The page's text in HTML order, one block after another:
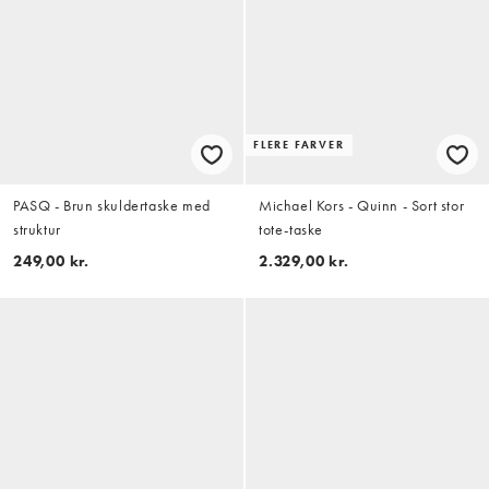
PASQ - Brun skuldertaske med
struktur
249,00 kr.
FLERE FARVER
Michael Kors - Quinn - Sort stor
tote-taske
2.329,00 kr.